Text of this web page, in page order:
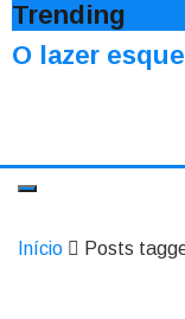
Trending
O lazer
Início Posts